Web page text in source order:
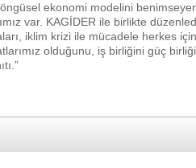
ekonomi modelini
var. KAGİDER ile birlikte
iklim krizi ile mücadele herkes
olduğunu, iş birliğini güç